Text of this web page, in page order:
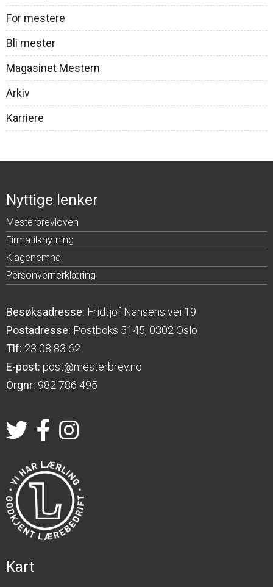
For mestere
Bli mester
Magasinet Mestern
Arkiv
Karriere
Nyttige lenker
Mesterbrevloven
Firmatilknytning
Klagenemnd
Personvernerklæring
Besøksadresse: Fridtjof Nansens vei 19
Postadresse: Postboks 5145, 0302 Oslo
Tlf: 23 08 83 62
E-post: post@mesterbrev.no
Orgnr: 982 786 495
Kart